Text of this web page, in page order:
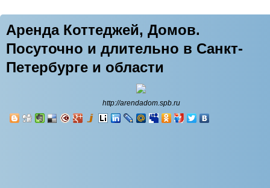
Аренда Коттеджей, Домов.
Посуточно и длительно в Санкт-
Петербурге и области
http://arendadom.spb.ru